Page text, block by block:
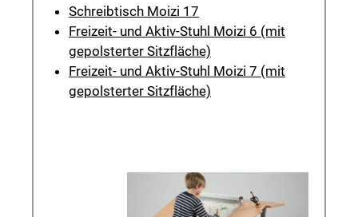
Schreibtisch Moizi 17
Freizeit- und Aktiv-Stuhl Moizi 6 (mit
gepolsterter Sitzfläche)
Freizeit- und Aktiv-Stuhl Moizi 7 (mit
gepolsterter Sitzfläche)